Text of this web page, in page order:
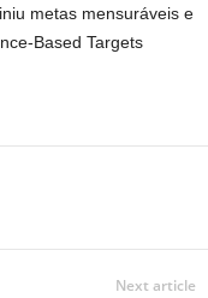
metas mensuráveis e
Based Targets
Next article